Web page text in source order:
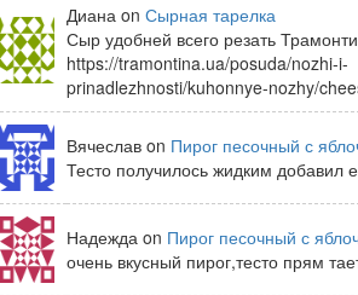
Диана on Сырная тарелка
Сыр удобней всего резать
https://tramontina.ua/posuda/nozhi-i-
prinadlezhnosti/kuhonnye-nozhy/
Вячеслав on Пирог песочный с
Тесто получилось жидким добавил
Надежда on Пирог песочный с
очень вкусный пирог,тесто прям